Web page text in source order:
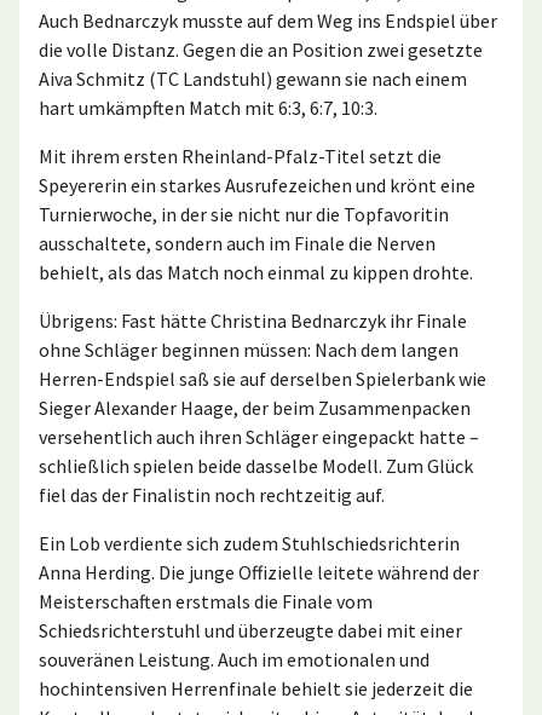
Auch Bednarczyk musste auf dem Weg ins Endspiel über
die volle Distanz. Gegen die an Position zwei gesetzte
Aiva Schmitz (TC Landstuhl) gewann sie nach einem
hart umkämpften Match mit 6:3, 6:7, 10:3.
Mit ihrem ersten Rheinland-Pfalz-Titel setzt die
Speyererin ein starkes Ausrufezeichen und krönt eine
Turnierwoche, in der sie nicht nur die Topfavoritin
ausschaltete, sondern auch im Finale die Nerven
behielt, als das Match noch einmal zu kippen drohte.
Übrigens: Fast hätte Christina Bednarczyk ihr Finale
ohne Schläger beginnen müssen: Nach dem langen
Herren-Endspiel saß sie auf derselben Spielerbank wie
Sieger Alexander Haage, der beim Zusammenpacken
versehentlich auch ihren Schläger eingepackt hatte –
schließlich spielen beide dasselbe Modell. Zum Glück
fiel das der Finalistin noch rechtzeitig auf.
Ein Lob verdiente sich zudem Stuhlschiedsrichterin
Anna Herding. Die junge Offizielle leitete während der
Meisterschaften erstmals die Finale vom
Schiedsrichterstuhl und überzeugte dabei mit einer
souveränen Leistung. Auch im emotionalen und
hochintensiven Herrenfinale behielt sie jederzeit die